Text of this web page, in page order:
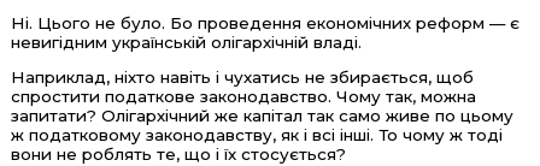
Ні. Цього не було. Бо проведення економічних реформ — є
невигідним українській олігархічній владі.
Наприклад, ніхто навіть і чухатись не збирається, щоб
спростити податкове законодавство. Чому так, можна
запитати? Олігархічний же капітал так само живе по цьому
ж податковому законодавству, як і всі інші. То чому ж тоді
вони не роблять те, що і їх стосується?